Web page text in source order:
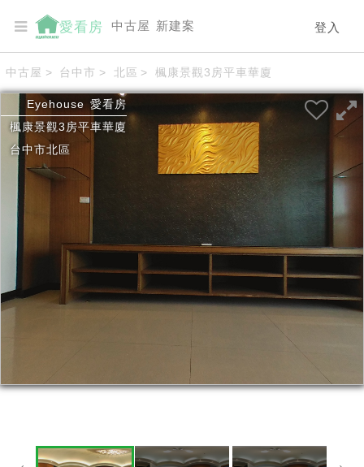
愛看房 登入
中古屋 新建案
中古屋 > 台中市 > 北區 > 楓康景觀3房平車華廈
Eyehouse 愛看房
楓康景觀3房平車華廈
台中市北區